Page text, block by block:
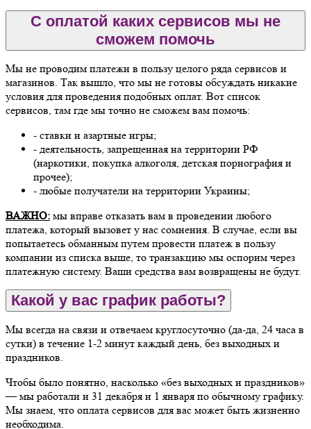
С оплатой каких сервисов мы не
сможем помочь
Мы не проводим платежи в пользу целого ряда сервисов и
магазинов. Так вышло, что мы не готовы обсуждать никакие
условия для проведения подобных оплат. Вот список
сервисов, там где мы точно не сможем вам помочь:
- ставки и азартные игры;
- деятельность, запрещенная на территории РФ
(наркотики, покупка алкоголя, детская порнография и
прочее);
- любые получатели на территории Украины;
ВАЖНО: мы вправе отказать вам в проведении любого
платежа, который вызовет у нас сомнения. В случае, если вы
попытаетесь обманным путем провести платеж в пользу
компании из списка выше, то транзакцию мы оспорим через
платежную систему. Ваши средства вам возвращены не будут.
Какой у вас график работы?
Мы всегда на связи и отвечаем круглосуточно (да-да, 24 часа в
сутки) в течение 1-2 минут каждый день, без выходных и
праздников.
Чтобы было понятно, насколько «без выходных и праздников»
— мы работали и 31 декабря и 1 января по обычному графику.
Мы знаем, что оплата сервисов для вас может быть жизненно
необходима.